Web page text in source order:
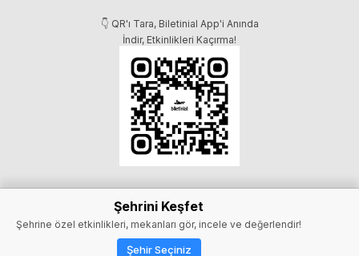
Şehrini Keşfet
Şehrine özel etkinlikleri, mekanları gör, incele ve değerlendir!
Şehir Seçiniz
👇 QR'ı Tara, Biletinial App'i Anında
İndir, Etkinlikleri Kaçırma!